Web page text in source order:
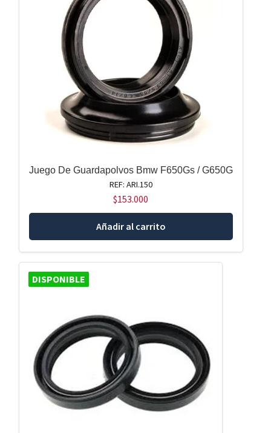
Juego De Guardapolvos Bmw F650Gs / G650G
REF: ARI.150
$153.000
Añadir al carrito
DISPONIBLE